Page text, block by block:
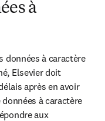
à
données à caractère
Elsevier doit
après en avoir
à caractère
aux